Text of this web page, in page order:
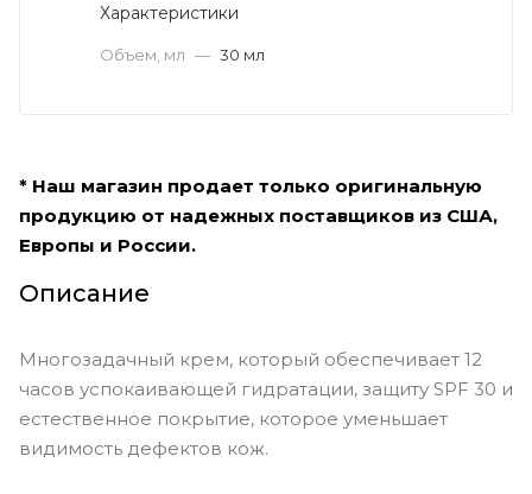
Характеристики
Объем, мл — 30 мл
* Наш магазин продает только оригинальную
продукцию от надежных поставщиков из США,
Европы и России.
Описание
Многозадачный крем, который обеспечивает 12
часов успокаивающей гидратации, защиту SPF 30 и
естественное покрытие, которое уменьшает
видимость дефектов кож.